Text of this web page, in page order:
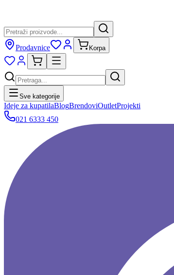
Prodavnice Korpa
Sve kategorije
Ideje za kupatilaBlogBrendoviOutletProjekti
021 6333 450